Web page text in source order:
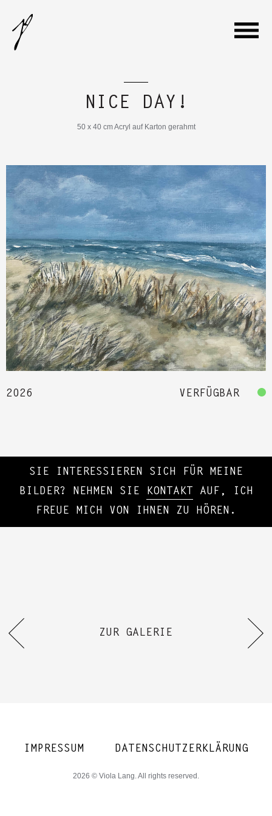
WILLKOMMEN
GALERIE
AUSSTELLUNGEN
KONTAKT
NICE DAY!
50 x 40 cm Acryl auf Karton gerahmt
2026 VERFÜGBAR
SIE INTERESSIEREN SICH FÜR MEINE
BILDER? NEHMEN SIE
KONTAKT
AUF, ICH
FREUE MICH VON IHNEN ZU HÖREN.
ZUR GALERIE
IMPRESSUM DATENSCHUTZERKLÄRUNG
2026 © Viola Lang. All rights reserved.